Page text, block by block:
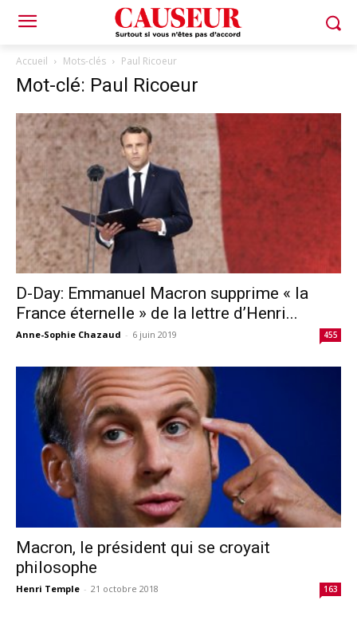
Accueil Mots-clés Paul Ricoeur
Mot-clé: Paul Ricoeur
D-Day: Emmanuel Macron supprime « la
France éternelle » de la lettre d’Henri...
Anne-Sophie Chazaud - 6 juin 2019 455
Macron, le président qui se croyait
philosophe
Henri Temple - 21 octobre 2018 163